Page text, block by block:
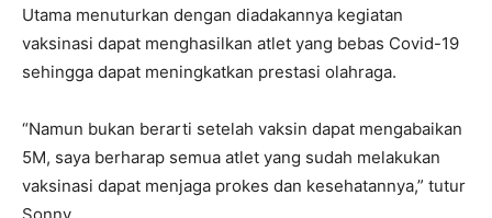
Utama menuturkan dengan diadakannya kegiatan
vaksinasi dapat menghasilkan atlet yang bebas Covid-19
sehingga dapat meningkatkan prestasi olahraga.
“Namun bukan berarti setelah vaksin dapat mengabaikan
5M, saya berharap semua atlet yang sudah melakukan
vaksinasi dapat menjaga prokes dan kesehatannya,” tutur